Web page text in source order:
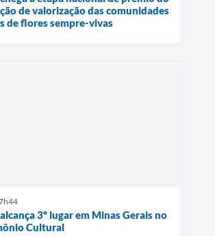
de valorização das comunidades
de flores sempre-vivas
3º lugar em Minas Gerais no
Cultural